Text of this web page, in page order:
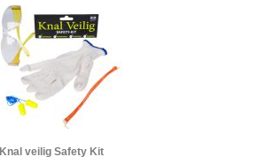
Knal veilig Safety Kit